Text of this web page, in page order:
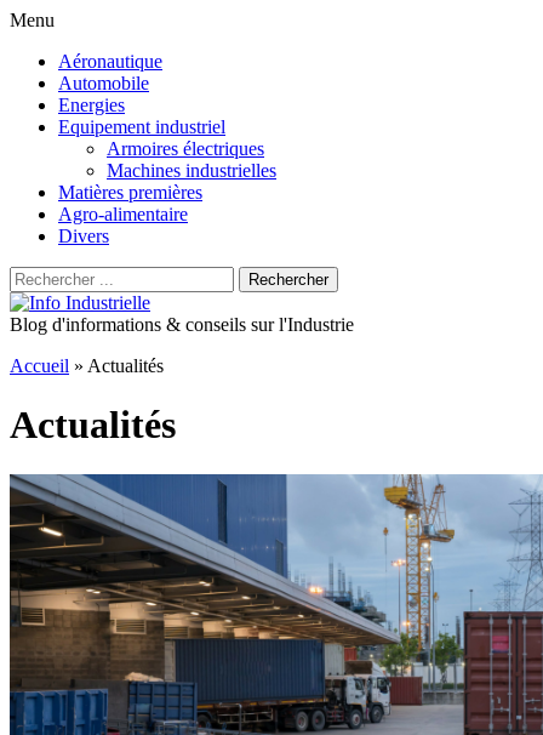
Menu
contenu
principal
Aéronautique
Automobile
Energies
Equipement industriel
Armoires électriques
Machines industrielles
Matières premières
Agro-alimentaire
Divers
Recherche
pour
:
Rechercher
Blog d'informations & conseils sur l'Industrie
Accueil » Actualités
Actualités